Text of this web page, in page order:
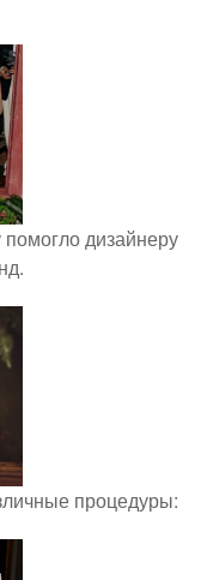
дизайнеру
процедуры: